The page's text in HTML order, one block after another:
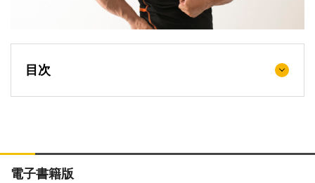
目次
電子書籍版